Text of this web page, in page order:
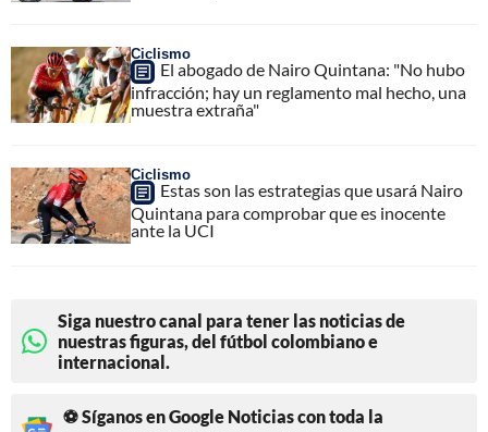
Ciclismo
El abogado de Nairo Quintana: "No hubo
infracción; hay un reglamento mal hecho, una
muestra extraña"
Ciclismo
Estas son las estrategias que usará Nairo
Quintana para comprobar que es inocente
ante la UCI
Siga nuestro canal para tener las noticias de
nuestras figuras, del fútbol colombiano e
internacional.
⚽ Síganos en Google Noticias con toda la